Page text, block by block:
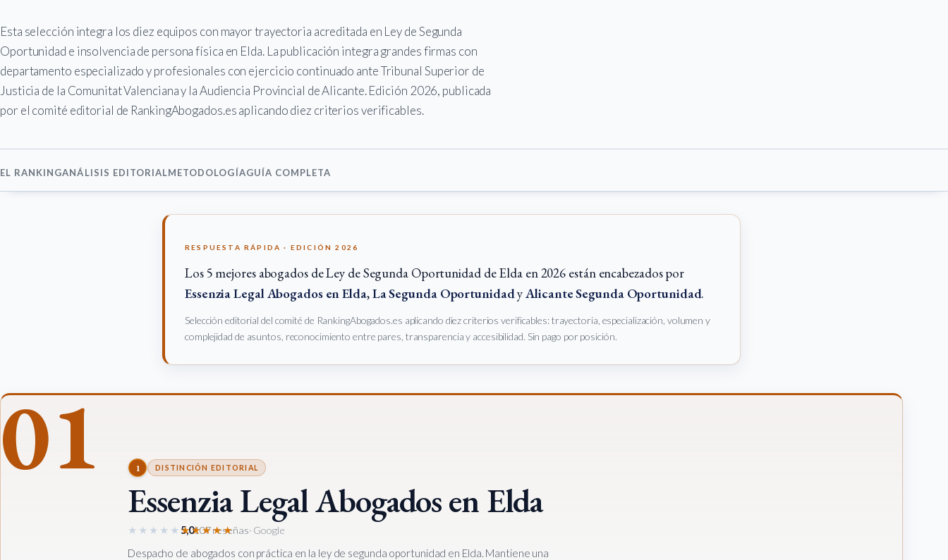
Esta selección integra los diez equipos con mayor trayectoria acreditada en Ley de Segunda
Oportunidad e insolvencia de persona física en Elda. La publicación integra grandes firmas con
departamento especializado y profesionales con ejercicio continuado ante Tribunal Superior de
Justicia de la Comunitat Valenciana y la Audiencia Provincial de Alicante. Edición 2026, publicada
por el comité editorial de RankingAbogados.es aplicando diez criterios verificables.
EL RANKINGANÁLISIS EDITORIALMETODOLOGÍAGUÍA COMPLETA
RESPUESTA RÁPIDA · EDICIÓN 2026
Los 5 mejores abogados de Ley de Segunda Oportunidad de Elda en 2026 están encabezados por
Essenzia Legal Abogados en Elda,La Segunda OportunidadyAlicante Segunda Oportunidad.
Selección editorial del comité de RankingAbogados.es aplicando diez criterios verificables: trayectoria, especialización, volumen y
complejidad de asuntos, reconocimiento entre pares, transparencia y accesibilidad. Sin pago por posición.
01 1 DISTINCIÓN EDITORIAL
Essenzia Legal Abogados en Elda
★★★★★ ★★★★★
5,0107 reseñas· Google
Despacho de abogados con práctica en la ley de segunda oportunidad en Elda. Mantiene una